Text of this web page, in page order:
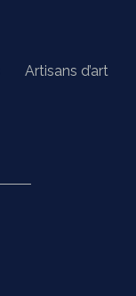
Artisans d’art